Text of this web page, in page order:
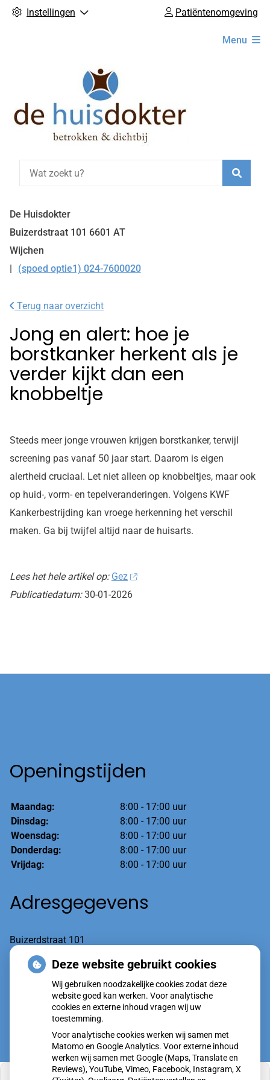
Instellingen Patiëntenomgeving
Menu
De Huisdokter
Buizerdstraat 101 6601 AT
Wijchen
Tel:
(spoed optie1) 024-7600020
Terug naar overzicht
Jong en alert: hoe je
borstkanker herkent als je
verder kijkt dan een
knobbeltje
Steeds meer jonge vrouwen krijgen borstkanker, terwijl
screening pas vanaf 50 jaar start. Daarom is eigen
alertheid cruciaal. Let niet alleen op knobbeltjes, maar ook
op huid-, vorm- en tepelveranderingen. Volgens KWF
Kankerbestrijding kan vroege herkenning het verschil
maken. Ga bij twijfel altijd naar de huisarts.
Lees het hele artikel op: Gez
Publicatiedatum:30-01-2026
Openingstijden
Maandag:
8:00 - 17:00 uur
Dinsdag:
8:00 - 17:00 uur
Woensdag:
8:00 - 17:00 uur
Donderdag:
8:00 - 17:00 uur
Vrijdag:
8:00 - 17:00 uur
Adresgegevens
Buizerdstraat 101
6601 AT Wijchen
(spoed optie1) 024-7600020
Deze website gebruikt cookies
Wij gebruiken noodzakelijke cookies zodat deze
website goed kan werken. Voor analytische
cookies en externe inhoud vragen wij uw
toestemming.
Voor analytische cookies werken wij samen met
Matomo en Google Analytics. Voor externe inhoud
werken wij samen met Google (Maps, Translate en
Reviews), YouTube, Vimeo, Facebook, Instagram, X